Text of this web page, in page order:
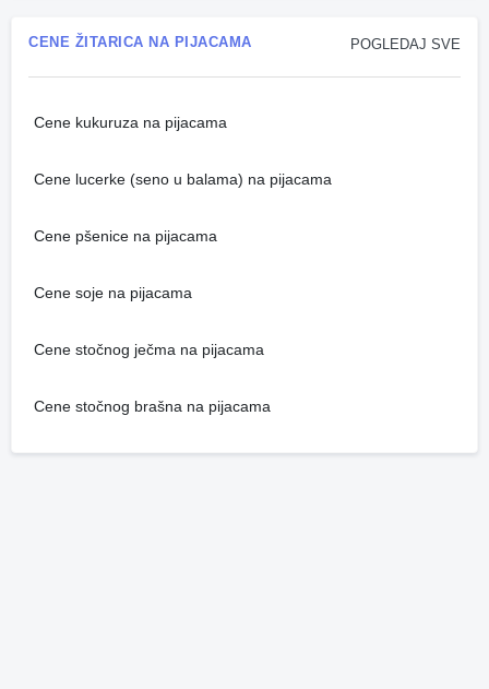
POGLEDAJ SVE
CENE ŽITARICA NA PIJACAMA
Cene kukuruza na pijacama
Cene lucerke (seno u balama) na pijacama
Cene pšenice na pijacama
Cene soje na pijacama
Cene stočnog ječma na pijacama
Cene stočnog brašna na pijacama